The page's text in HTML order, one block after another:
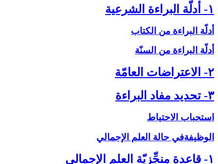
۱- أدلّة البراءة الشرعية
أدلّة البراءة من الكتاب
أدلّة البراءة من السنّة
۲- الاعتراضات العامّة
۳- تحديد مفاد البراءة
استحباب الاحتياط
الوظيفةفي حالة العلم الإجمالي‏
۱- قاعدة منجِّزيّة العلم الإجمالي‏